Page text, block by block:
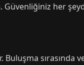
Güvenliğiniz her
sırasında